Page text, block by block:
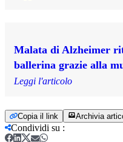
Malata di Alzheimer
ballerina grazie alla
Leggi l'articolo
Copia il link Archivia
Condividi su :